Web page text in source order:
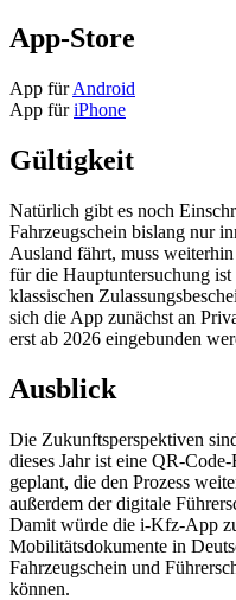
App-Store
App fürAndroid
App füriPhone
Gültigkeit
Natürlich gibt es noch
Fahrzeugschein bislang nur
Ausland fährt, muss
für die Hauptuntersuchung
klassischen
sich die App zunächst an
erst ab 2026 eingebunden
Ausblick
Die Zukunftsperspektiven
dieses Jahr ist eine QR-
geplant, die den Prozess
außerdem der digitale
Damit würde die i-Kfz-App
Mobilitätsdokumente in
Fahrzeugschein und
können.